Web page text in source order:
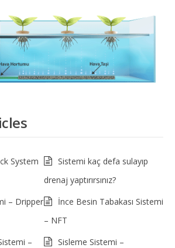
System
Sistemi kaç defa sulayıp
drenaj yaptırırsınız?
– Dripper
İnce Besin Tabakası Sistemi
– NFT
–
Sisleme Sistemi –